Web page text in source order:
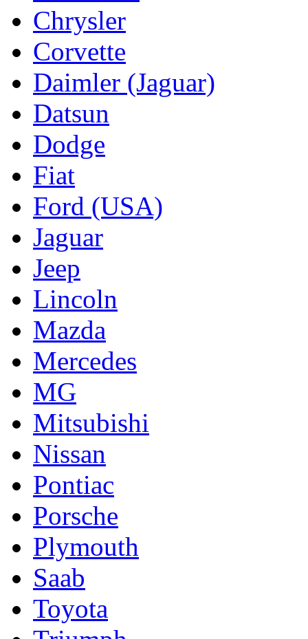
Chrysler
Corvette
Daimler (Jaguar)
Datsun
Dodge
Fiat
Ford (USA)
Jaguar
Jeep
Lincoln
Mazda
Mercedes
MG
Mitsubishi
Nissan
Pontiac
Porsche
Plymouth
Saab
Toyota